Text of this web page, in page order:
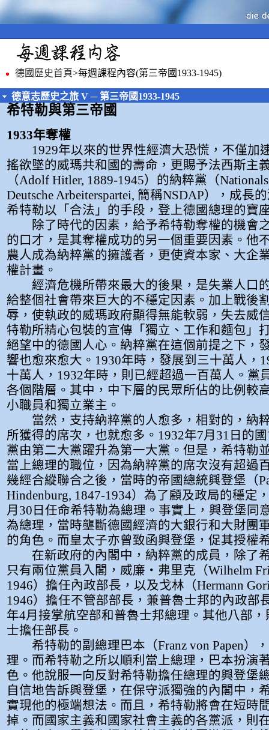
德國歷史首頁>每週課程內容(第三帝國1933-1945)
德意志歷史之旅 V ─ 第三帝國1933-1945
希特勒與第三帝國
1933年奪權
1929年以來的世界性經濟大恐慌，不僅加
搖欲墜的威瑪共和國的壽命，更賜予法西斯主
（Adolf Hitler, 1889-1945）的納粹黨（
Deutsche Arbeiterspartei, 簡稱NSDAP），成長
希特勒以「合法」的手段，登上德國總理的寶
除了時代的因素，給予希特勒奪權的機會
的口才，是其奪權成功的另一個重要因素。他
農人成為納粹黨的擁護者，更使資本家、大企
權計畫。
經濟危機所帶來最大的後果，是失業人口
給整個社會帶來巨大的不穩定因素。加上戰後
辱，使執政的威瑪政府顯得無能軟弱，失去威
特勒所精心包裝的宣傳「獨立、工作和麵包」
絕望中的德國人心。納粹黨在這個前提之下，
響也愈來愈大。1930年時，發展到三十萬人，
十萬人，1932年時，則已經超過一百萬人。黨
各個階層。其中，中下層的民眾所佔的比例較
小職員和獨立業主。
當然，支持納粹黨的人愈多，相對的，納
所獲得的席次，也就愈多。1932年7月31日的
黨由第二大黨躍升為第一大黨。但是，希特勒
當上總理的職位，因為納粹黨的席次沒有超過
幾經合縱聯合之後，當時的帝國總統興登堡（
Hindenburg, 1847-1934）為了顧及政局的穩定
月30日任命希特勒為總理。事實上，興登堡同
為總理，當時壟斷德國經濟的大銀行和大財團
的角色。而皇太子亦曾致函興登堡，促其授權
在新政府的內閣中，納粹黨的成員，除了
只有兩位黨員入閣，威廉‧弗里克（Wilhelm
1946）擔任內政部長，以及戈林（Hermann
1946）擔任不管部部長，兼普魯士邦的內政部
年4月接掌航空部和普魯士邦總理。其他八部
士擔任部長。
希特勒的副總理巴本（Franz von Papen）
理。而希特勒之所以順利當上總理，巴本扮演
色。他說服一向反對希特勒擔任總理的興登堡
自信地告訴興登堡，在保守派獨強的內閣中，
實現他的極端想法。而且，希特勒將會在短時
掉。而國家主義和國家社會主義的各黨派，則